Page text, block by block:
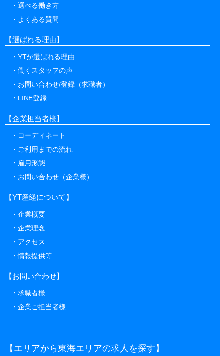
選べる働き方
よくある質問
【選ばれる理由】
YTが選ばれる理由
働くスタッフの声
お問い合わせ/登録（求職者）
LINE登録
【企業担当者様】
コーディネート
ご利用までの流れ
雇用形態
お問い合わせ（企業様）
【YT産経について】
企業概要
企業理念
アクセス
情報提供等
【お問い合わせ】
求職者様
企業ご担当者様
【エリアから東海エリアの求人を探す】